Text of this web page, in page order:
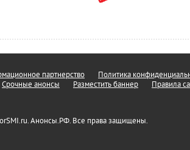
партнерство
Политика
Срочные анонсы Разместить баннер Правила
Анонсы.РФ. Все права защищены.